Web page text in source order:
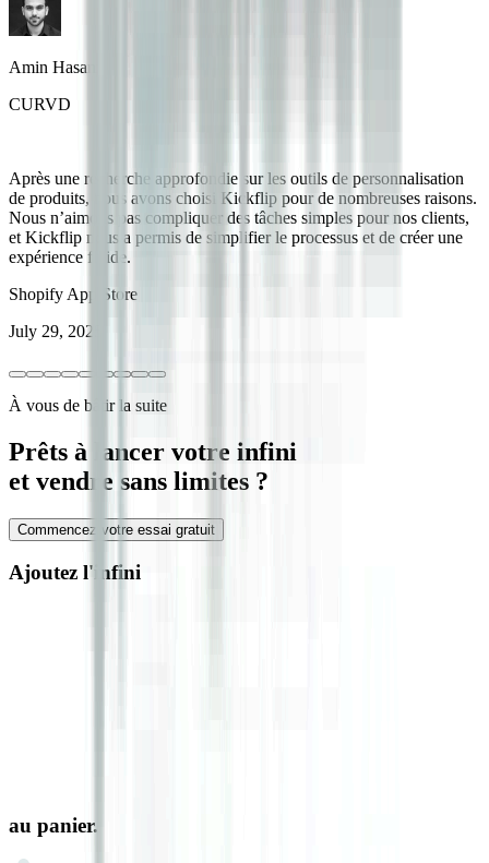
Amin Hasani
CURVD
Après une recherche approfondie sur les outils de personnalisation
de produits, nous avons choisi Kickflip pour de nombreuses raisons.
Nous n’aimons pas compliquer des tâches simples pour nos clients,
et Kickflip nous a permis de simplifier le processus et de créer une
expérience fluide.
Shopify App Store
July 29, 2025
À vous de bâtir la suite
Prêts à lancer votre infini
et vendre sans limites ?
Commencez votre essai gratuit
Ajoutez l'infini
au panier.